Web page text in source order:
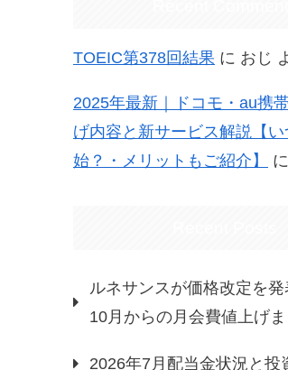
TOEIC第378回結果 に おじ
2025年最新｜ドコモ・au携
げ内容と新サービス解説【い
始？・メリットもご紹介】
に
ルネサンスが価格改定を
10月からの月会費値上げ
2026年7月配当金状況と投